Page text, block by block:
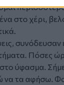
στο χέρι,
συνόδευσαν
Πόσες
στο ύφασμα.
να τα αφήσω.